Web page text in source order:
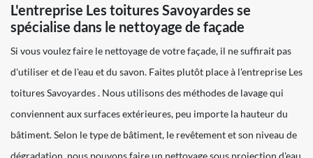
L'entreprise Les toitures Savoyardes se
spécialise dans le nettoyage de façade
Si vous voulez faire le nettoyage de votre façade, il ne suffirait pas
d'utiliser et de l'eau et du savon. Faites plutôt place à l'entreprise Les
toitures Savoyardes . Nous utilisons des méthodes de lavage qui
conviennent aux surfaces extérieures, peu importe la hauteur du
bâtiment. Selon le type de bâtiment, le revêtement et son niveau de
dégradation, nous pouvons faire un nettoyage sous projection d'eau